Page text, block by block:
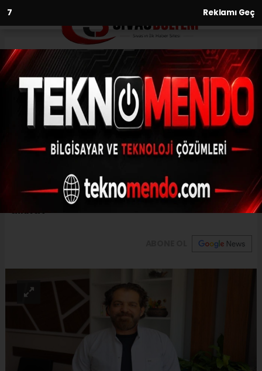
6 Reklamı Geç
Anasayfa
Dr. Büyükdereli: “Hijyen ve
izolasyona dikkat”
SAĞLIK
29.09.2024 - 10:44
Dr. Büyükdereli: “Hijyen ve izolasyona
dikkat”